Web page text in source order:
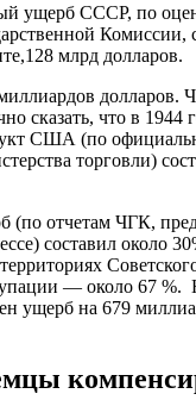
ущерб СССР, по
Комиссии,
млрд долларов.
долларов.
сказать, что в 1944
США (по
торговли)
(по отчетам ЧГК,
составил около
— около 67 %.
ущерб на 679